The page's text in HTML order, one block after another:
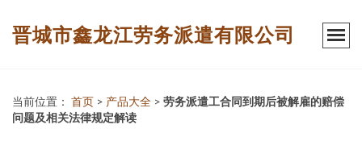
晋城市鑫龙江劳务派遣有限公司
当前位置： 首页 > 产品大全 > 劳务派遣工合同到期后被解雇的赔偿
问题及相关法律规定解读